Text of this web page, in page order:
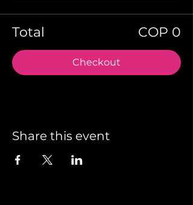
Total COP 0
Checkout
Share this event